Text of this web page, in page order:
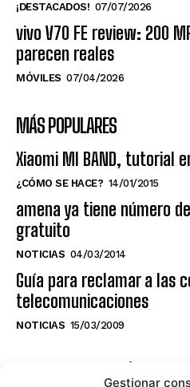
Gestionar
¡DESTACADOS! 07/07/2026
vivo V70 FE review: 200
parecen reales
MÓVILES 07/04/2026
MÁS POPULARES
Xiaomi MI BAND, tutorial
¿CÓMO SE HACE? 14/01/2015
amena ya tiene número
gratuito
NOTICIAS 04/03/2014
Guía para reclamar a las
telecomunicaciones
NOTICIAS 15/03/2009
NO TE PIERDAS LO ÚLTIMO